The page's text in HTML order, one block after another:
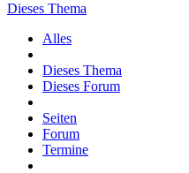
Dieses Thema
Alles
Dieses Thema
Dieses Forum
Seiten
Forum
Termine